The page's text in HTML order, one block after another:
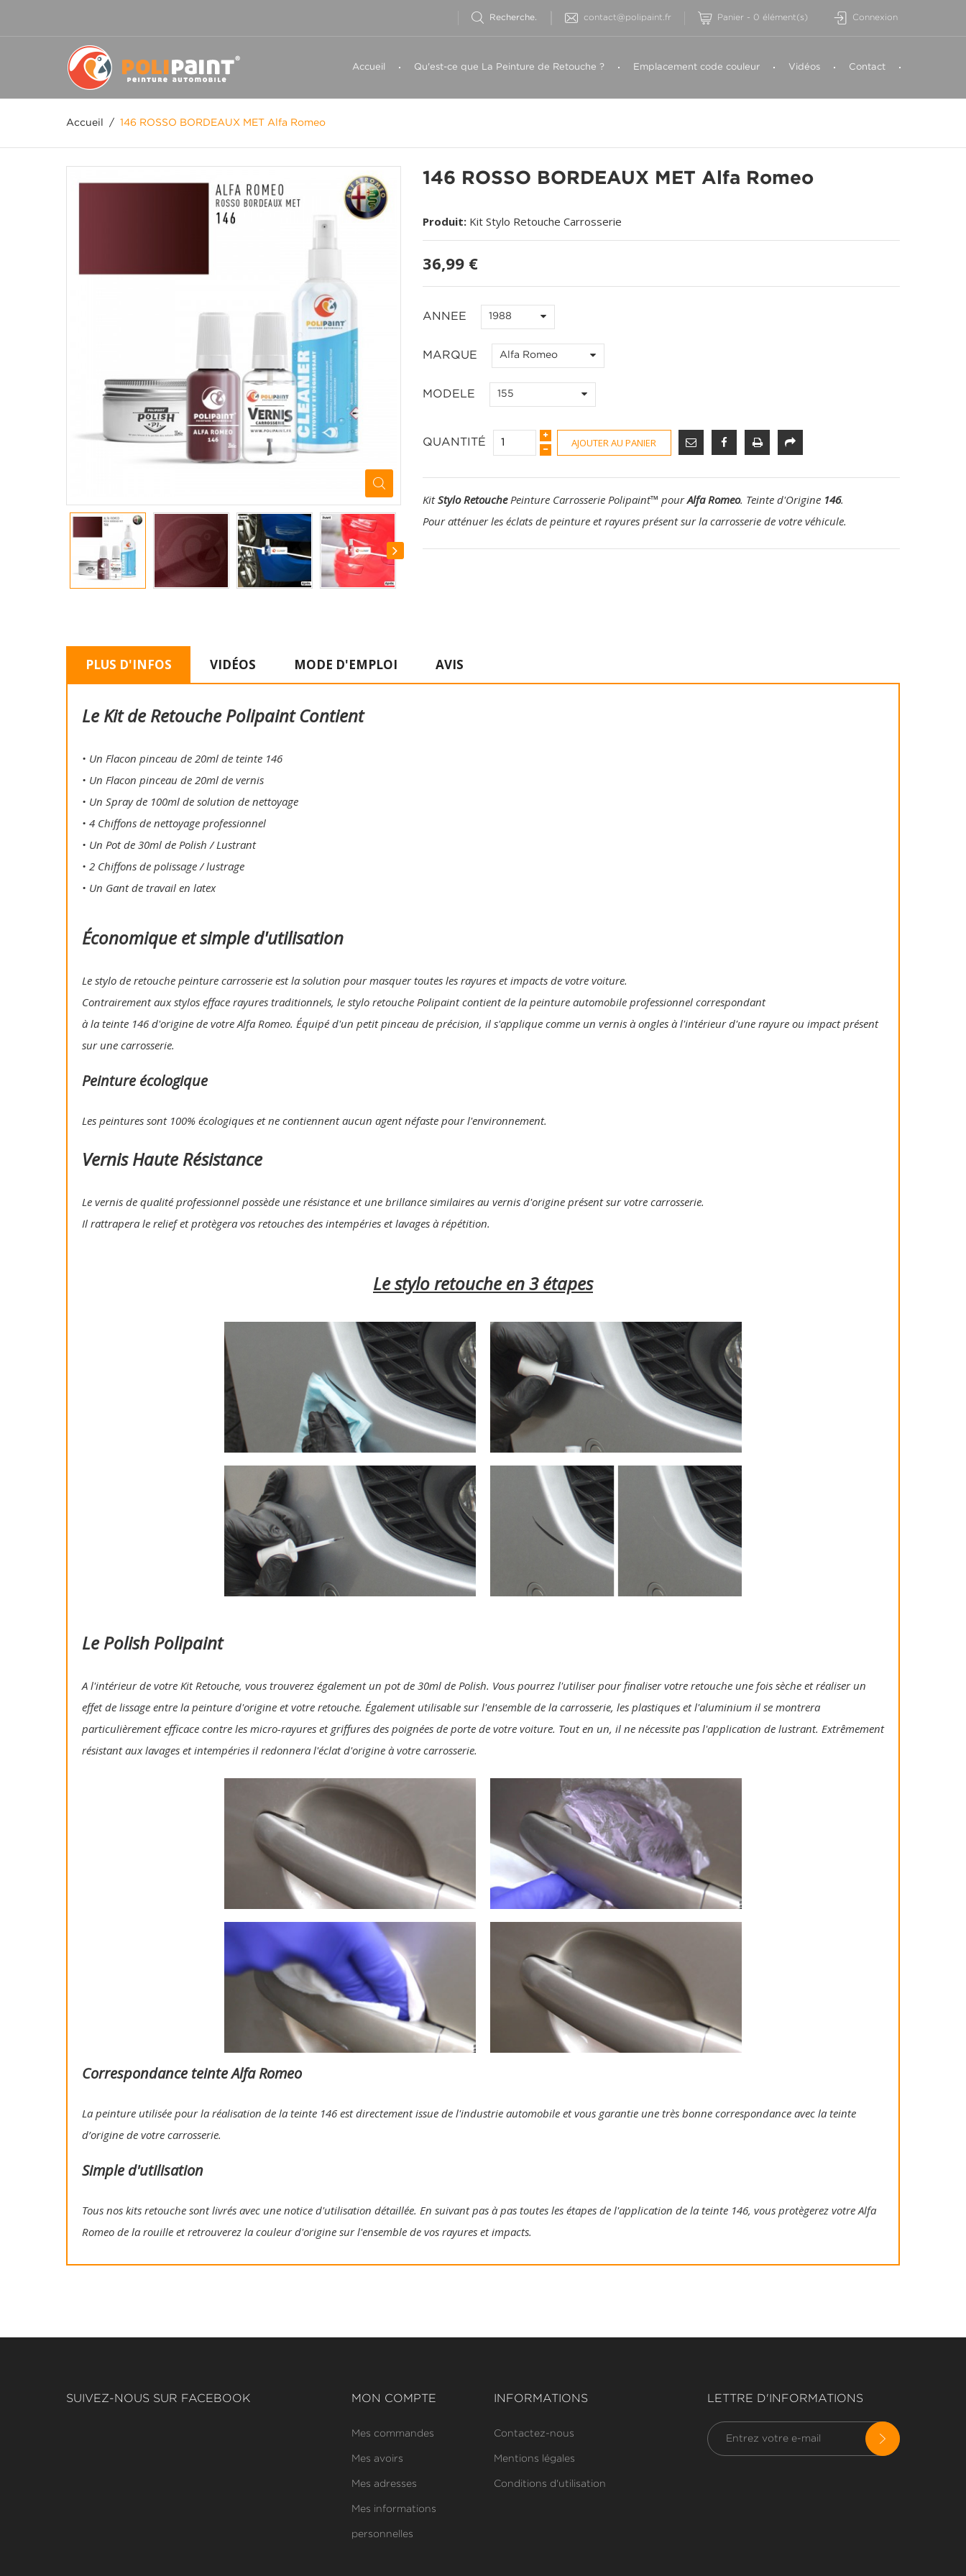
contact@polipaint.fr Panier - 0 élément(s) Connexion
Accueil Qu'est-ce que La Peinture de Retouche ? Emplacement code couleur Vidéos Contact
Accueil / 146 ROSSO BORDEAUX MET Alfa Romeo
146 ROSSO BORDEAUX MET Alfa Romeo
Produit: Kit Stylo Retouche Carrosserie
36,99 €
ANNEE 1988
MARQUE Alfa Romeo
MODELE 155
QUANTITÉ AJOUTER AU PANIER
KitStylo RetouchePeinture Carrosserie Polipaint™ pourAlfa Romeo. Teinte d'Origine 146.
Pour atténuer les éclats de peinture et rayures présent sur la carrosserie de votre véhicule.
PLUS D'INFOS VIDÉOS MODE D'EMPLOI AVIS
Le Kit de Retouche Polipaint Contient
• Un Flacon pinceau de 20ml de teinte 146
• Un Flacon pinceau de 20ml de vernis
• Un Spray de 100ml de solution de nettoyage
• 4 Chiffons de nettoyage professionnel
• Un Pot de 30ml de Polish / Lustrant
• 2 Chiffons de polissage / lustrage
• Un Gant de travail en latex
Économique et simple d'utilisation
Le stylo de retouche peinture carrosserie est la solution pour masquer toutes les rayures et impacts de votre voiture.
Contrairement aux stylos efface rayures traditionnels, le stylo retouche Polipaint contient de la peinture automobile professionnel correspondant
à la teinte 146 d'origine de votre Alfa Romeo. Équipé d'un petit pinceau de précision, il s'applique comme un vernis à ongles à l'intérieur d'une rayure ou impact présent
sur une carrosserie.
Peinture écologique
Les peintures sont 100% écologiques et ne contiennent aucun agent néfaste pour l'environnement.
Vernis Haute Résistance
Le vernis de qualité professionnel possède une résistance et une brillance similaires au vernis d'origine présent sur votre carrosserie.
Il rattrapera le relief et protègera vos retouches des intempéries et lavages à répétition.
Le stylo retouche en 3 étapes
Le Polish Polipaint
A l'intérieur de votre Kit Retouche, vous trouverez également un pot de 30ml de Polish. Vous pourrez l'utiliser pour finaliser votre retouche une fois sèche et réaliser un
effet de lissage entre la peinture d'origine et votre retouche. Également utilisable sur l'ensemble de la carrosserie, les plastiques et l'aluminium il se montrera
particulièrement efficace contre les micro-rayures et griffures des poignées de porte de votre voiture. Tout en un, il ne nécessite pas l'application de lustrant. Extrêmement
résistant aux lavages et intempéries il redonnera l'éclat d'origine à votre carrosserie.
Correspondance teinte Alfa Romeo
La peinture utilisée pour la réalisation de la teinte 146 est directement issue de l'industrie automobile et vous garantie une très bonne correspondance avec la teinte
d’origine de votre carrosserie.
Simple d'utilisation
Tous nos kits retouche sont livrés avec une notice d'utilisation détaillée. En suivant pas à pas toutes les étapes de l'application de la teinte 146, vous protègerez votre Alfa
Romeo de la rouille et retrouverez la couleur d'origine sur l'ensemble de vos rayures et impacts.
SUIVEZ-NOUS SUR FACEBOOK MON COMPTE
Mes commandes
Mes avoirs
Mes adresses
Mes informations
personnelles
INFORMATIONS
Contactez-nous
Mentions légales
Conditions d'utilisation
LETTRE D'INFORMATIONS